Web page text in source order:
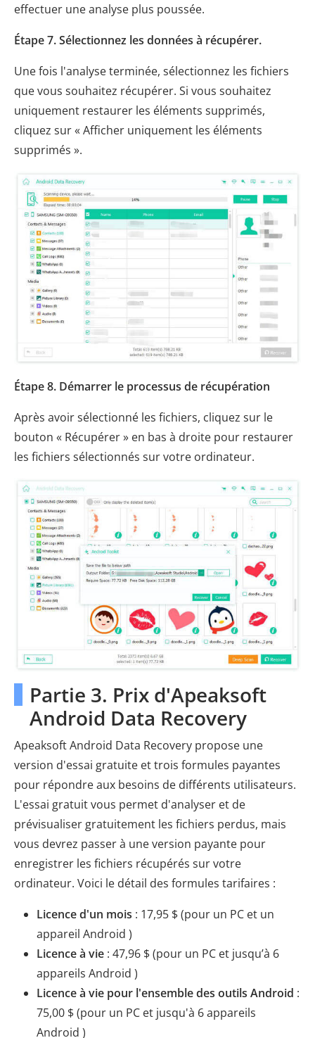
effectuer une analyse plus poussée.
Étape 7. Sélectionnez les données à récupérer.
Une fois l'analyse terminée, sélectionnez les fichiers
que vous souhaitez récupérer. Si vous souhaitez
uniquement restaurer les éléments supprimés,
cliquez sur « Afficher uniquement les éléments
supprimés ».
Étape 8. Démarrer le processus de récupération
Après avoir sélectionné les fichiers, cliquez sur le
bouton « Récupérer » en bas à droite pour restaurer
les fichiers sélectionnés sur votre ordinateur.
Partie 3. Prix d'Apeaksoft
Android Data Recovery
Apeaksoft Android Data Recovery propose une
version d'essai gratuite et trois formules payantes
pour répondre aux besoins de différents utilisateurs.
L'essai gratuit vous permet d'analyser et de
prévisualiser gratuitement les fichiers perdus, mais
vous devrez passer à une version payante pour
enregistrer les fichiers récupérés sur votre
ordinateur. Voici le détail des formules tarifaires :
Licence d'un mois : 17,95 $ (pour un PC et un
appareil Android )
Licence à vie : 47,96 $ (pour un PC et jusqu’à 6
appareils Android )
Licence à vie pour l'ensemble des outils Android :
75,00 $ (pour un PC et jusqu'à 6 appareils
Android )